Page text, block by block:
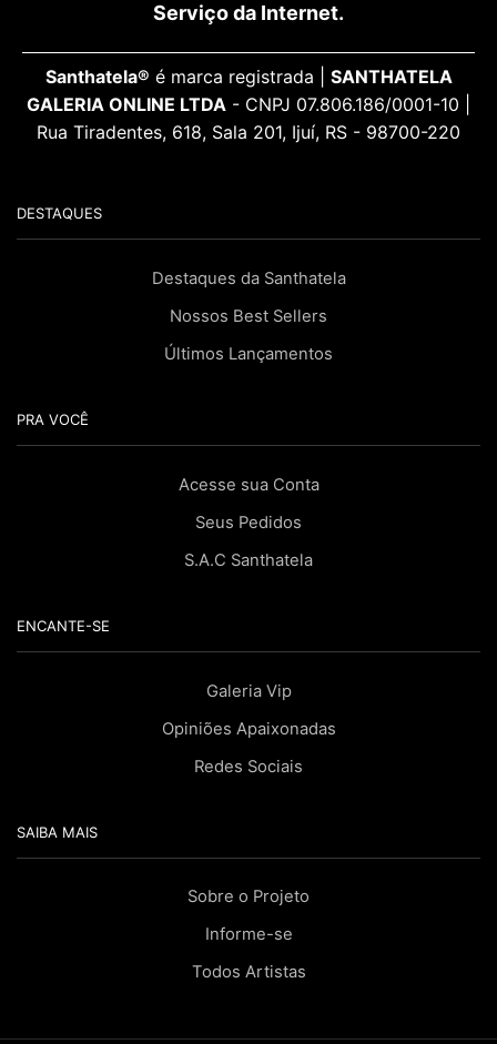
Serviço da Internet.
Santhatela® é marca registrada | SANTHATELA
GALERIA ONLINE LTDA - CNPJ 07.806.186/0001-10 |
Rua Tiradentes, 618, Sala 201, Ijuí, RS - 98700-220
DESTAQUES
Destaques da Santhatela
Nossos Best Sellers
Últimos Lançamentos
PRA VOCÊ
Acesse sua Conta
Seus Pedidos
S.A.C Santhatela
ENCANTE-SE
Galeria Vip
Opiniões Apaixonadas
Redes Sociais
SAIBA MAIS
Sobre o Projeto
Informe-se
Todos Artistas